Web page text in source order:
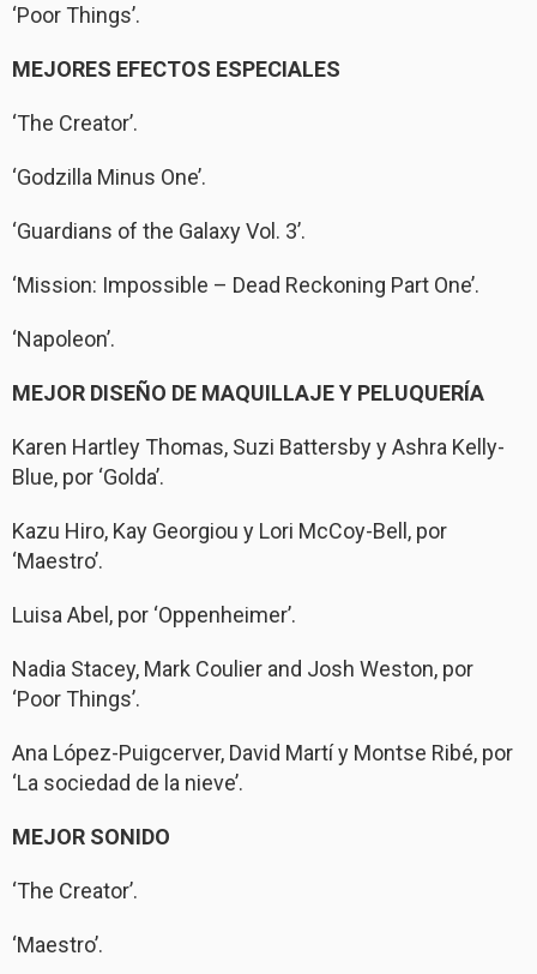
‘Poor Things’.
MEJORES EFECTOS ESPECIALES
‘The Creator’.
‘Godzilla Minus One’.
‘Guardians of the Galaxy Vol. 3’.
‘Mission: Impossible – Dead Reckoning Part One’.
‘Napoleon’.
MEJOR DISEÑO DE MAQUILLAJE Y PELUQUERÍA
Karen Hartley Thomas, Suzi Battersby y Ashra Kelly-
Blue, por ‘Golda’.
Kazu Hiro, Kay Georgiou y Lori McCoy-Bell, por
‘Maestro’.
Luisa Abel, por ‘Oppenheimer’.
Nadia Stacey, Mark Coulier and Josh Weston, por
‘Poor Things’.
Ana López-Puigcerver, David Martí y Montse Ribé, por
‘La sociedad de la nieve’.
MEJOR SONIDO
‘The Creator’.
‘Maestro’.